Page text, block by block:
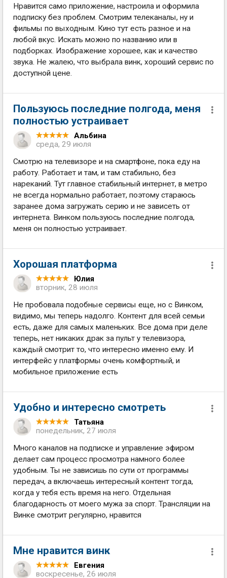
Нравится само приложение, настроила и оформила
подписку без проблем. Смотрим телеканалы, ну и
фильмы по выходным. Кино тут есть разное и на
любой вкус. Искать можно по названию или в
подборках. Изображение хорошее, как и качество
звука. Не жалею, что выбрала винк, хороший сервис по
доступной цене.
Пользуюсь последние полгода, меня
полностью устраивает
Альбина
среда, 29 июля
Смотрю на телевизоре и на смартфоне, пока еду на
работу. Работает и там, и там стабильно, без
нареканий. Тут главное стабильный интернет, в метро
не всегда нормально работает, поэтому стараюсь
заранее дома загружать серию и не зависеть от
интернета. Винком пользуюсь последние полгода,
меня он полностью устраивает.
Хорошая платформа
Юлия
вторник, 28 июля
Не пробовала подобные сервисы еще, но с Винком,
видимо, мы теперь надолго. Контент для всей семьи
есть, даже для самых маленьких. Все дома при деле
теперь, нет никаких драк за пульт у телевизора,
каждый смотрит то, что интересно именно ему. И
интерфейс у платформы очень комфортный, и
мобильное приложение есть
Удобно и интересно смотреть
Татьяна
понедельник, 27 июля
Много каналов на подписке и управление эфиром
делает сам процесс просмотра намного более
удобным. Ты не зависишь по сути от программы
передач, а включаешь интересный контент тогда,
когда у тебя есть время на него. Отдельная
благодарность от моего мужа за спорт. Трансляции на
Винке смотрит регулярно, нравится
Мне нравится винк
Евгения
воскресенье, 26 июля